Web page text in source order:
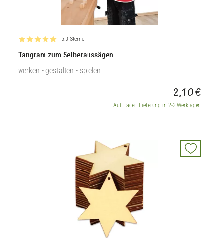
Bewertung: 5.0 von 5
5.0 Sterne
Tangram zum Selberaussägen
werken - gestalten - spielen
2,10 €
Auf Lager. Lieferung in 2-3 Werktagen